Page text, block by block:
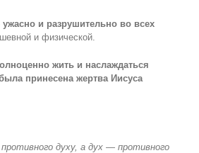
и разрушительно во всех
и физической.
жить и наслаждаться
принесена жертва Иисуса
духу, а дух — противного